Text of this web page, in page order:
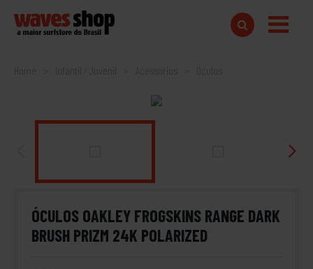
Home
ÓCULOS OAKLEY FROGSKINS RANGE DARK
BRUSH PRIZM 24K POLARIZED